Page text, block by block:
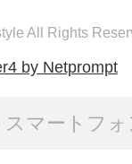
All Rights
by Netprompt
スマートフ